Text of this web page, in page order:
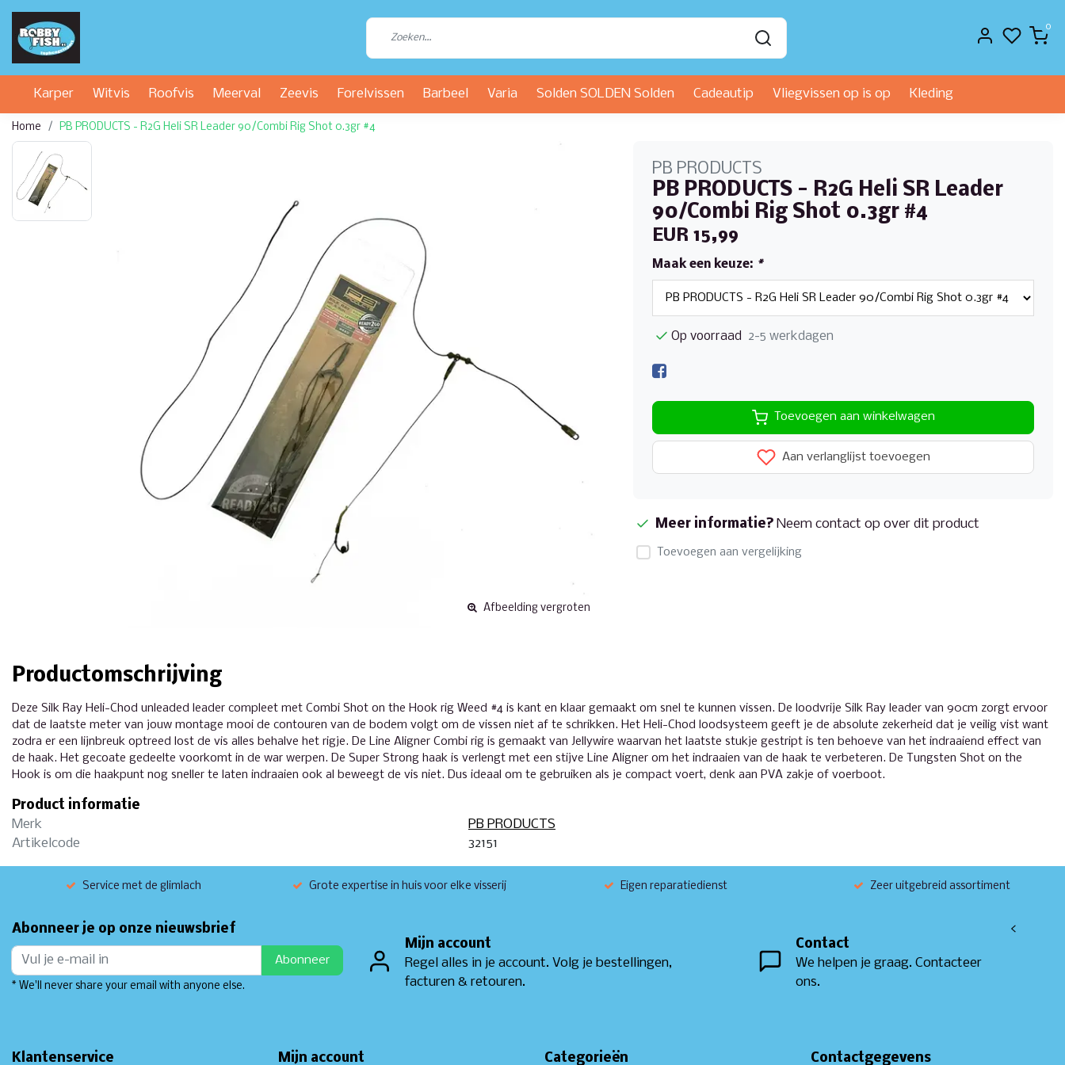
0
Karper Witvis Roofvis Meerval Zeevis Forelvissen Barbeel Varia Solden SOLDEN Solden Cadeautip Vliegvissen op is op Kleding
Home PB PRODUCTS - R2G Heli SR Leader 90/Combi Rig Shot 0.3gr #4
Afbeelding vergroten
PB PRODUCTS
PB PRODUCTS - R2G Heli SR Leader
90/Combi Rig Shot 0.3gr #4
EUR 15,99
Maak een keuze: *
Op voorraad 2-5 werkdagen
Toevoegen aan winkelwagen
Aan verlanglijst toevoegen
Meer informatie? Neem contact op over dit product
Toevoegen aan vergelijking
Productomschrijving
Deze Silk Ray Heli-Chod unleaded leader compleet met Combi Shot on the Hook rig Weed #4 is kant en klaar gemaakt om snel te kunnen vissen. De loodvrije Silk Ray leader van 90cm zorgt ervoor
dat de laatste meter van jouw montage mooi de contouren van de bodem volgt om de vissen niet af te schrikken. Het Heli-Chod loodsysteem geeft je de absolute zekerheid dat je veilig vist want
zodra er een lijnbreuk optreed lost de vis alles behalve het rigje. De Line Aligner Combi rig is gemaakt van Jellywire waarvan het laatste stukje gestript is ten behoeve van het indraaiend effect van
de haak. Het gecoate gedeelte voorkomt in de war werpen. De Super Strong haak is verlengt met een stijve Line Aligner om het indraaien van de haak te verbeteren. De Tungsten Shot on the
Hook is om die haakpunt nog sneller te laten indraaien ook al beweegt de vis niet. Dus ideaal om te gebruiken als je compact voert, denk aan PVA zakje of voerboot.
Product informatie
Merk
PB PRODUCTS
Artikelcode
32151
Service met de glimlach Grote expertise in huis voor elke visserij Eigen reparatiedienst Zeer uitgebreid assortiment
Abonneer je op onze nieuwsbrief
Abonneer
* We'll never share your email with anyone else.
Mijn account
Regel alles in je account. Volg je bestellingen,
facturen & retouren.
Contact
We helpen je graag. Contacteer
ons.
<
Klantenservice Mijn account Categorieën Contactgegevens